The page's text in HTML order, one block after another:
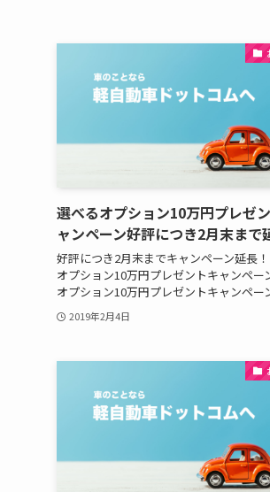
選べるオプション10万円プレゼ
ャンペーン好評につき2月末まで
好評につき2月末までキャンペーン延長
オプション10万円プレゼントキャンペー
オプション10万円プレゼントキャンペー
2019年2月4日